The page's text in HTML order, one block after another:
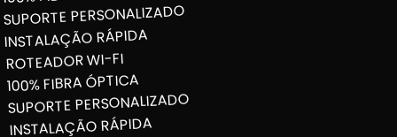
SUPORTE PERSONALIZADO
INSTALAÇÃO RÁPIDA
ROTEADOR WI-FI
100% FIBRA ÓPTICA
SUPORTE PERSONALIZADO
INSTALAÇÃO RÁPIDA